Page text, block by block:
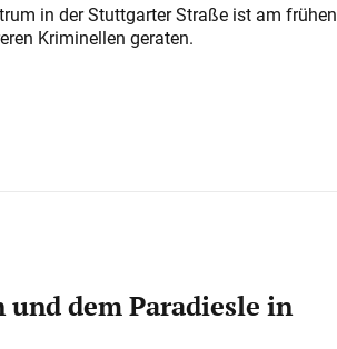
in der Stuttgarter Straße ist am frühen
Kriminellen geraten.
und dem Paradiesle in